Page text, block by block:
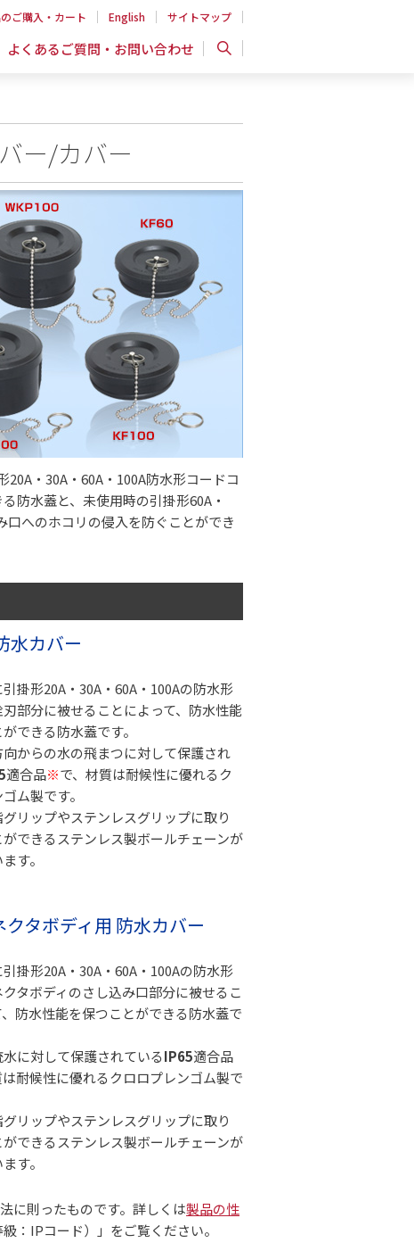
ご購入・カート English サイトマップ
よくあるご質問・お問い合わせ
ー/カバー
・30A・60A・100A防水形コードコ
防水蓋と、未使用時の引掛形60A・
口へのホコリの侵入を防ぐことができ
水カバー
掛形20A・30A・60A・100Aの防水形
部分に被せることによって、防水性能
できる防水蓋です。
からの水の飛まつに対して保護され
適合品※で、材質は耐候性に優れるク
ム製です。
リップやステンレスグリップに取り
できるステンレス製ボールチェーンが
す。
タボディ用 防水カバー
掛形20A・30A・60A・100Aの防水形
タボディのさし込み口部分に被せるこ
、防水性能を保つことができる防水蓋で
に対して保護されているIP65適合品
耐候性に優れるクロロプレンゴム製で
リップやステンレスグリップに取り
できるステンレス製ボールチェーンが
す。
に則ったものです。詳しくは製品の性
：IPコード）」をご覧ください。